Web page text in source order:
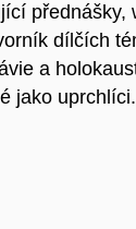
dílčích
a
jako uprchlíci.